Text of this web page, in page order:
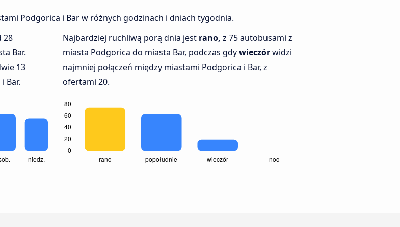
Podgorica i Bar w różnych godzinach i dniach tygodnia.
28
Bar.
13
Bar.
Najbardziej ruchliwą porą dnia jest rano, z 75 autobusami z
miasta Podgorica do miasta Bar, podczas gdywieczórwidzi
najmniej połączeń między miastami Podgorica i Bar, z
ofertami 20.